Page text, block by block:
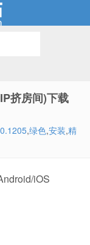
挤房间)下载
0.1205,绿色,安装,精
iOS